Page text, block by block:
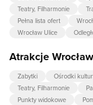
Teatry, Filharmonie
Pełna lista ofert
Wrocław Ulice
Atrakcje Wrocław
Zabytki Ośrodki
Teatry, Filharmonie
Punkty widokowe